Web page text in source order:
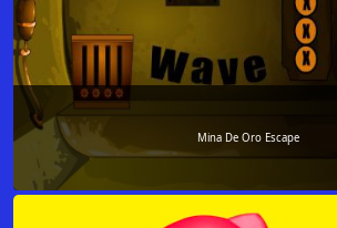
Mina De Oro Escape